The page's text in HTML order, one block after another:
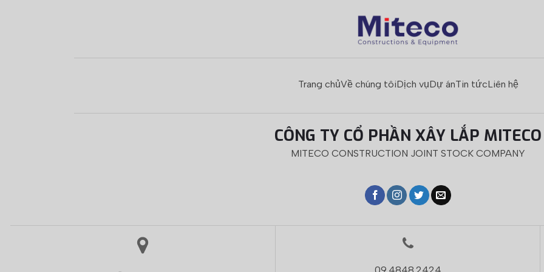
Trang chủVề chúng tôiDịch vụDự ánTin tứcLiên hệ
CÔNG TY CỔ PHẦN XÂY LẮP MITECO
MITECO CONSTRUCTION JOINT STOCK COMPANY